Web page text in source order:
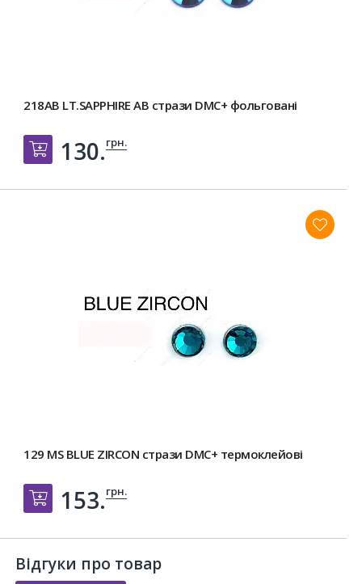
218AB LT.SAPPHIRE AB стрази DMC+ фольговані
Добавить в корзину
130.грн.
129 MS BLUE ZIRCON стрази DMC+ термоклейові
Добавить в корзину
153.грн.
Відгуки про товар